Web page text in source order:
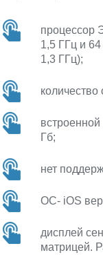
процессор
1,5 ГГц и
1,3 ГГц);
количество
Гб;
нет
ОС- iOS
дисплей
матрицей.